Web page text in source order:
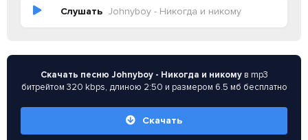
Слушать Johnyboy - Никогда и никому
Скачать песню Johnyboy - Никогда и никомув mp3
битрейтом 320 kbps, длиною 2:50 и размером 6.5 мб бесплатно
Скачать